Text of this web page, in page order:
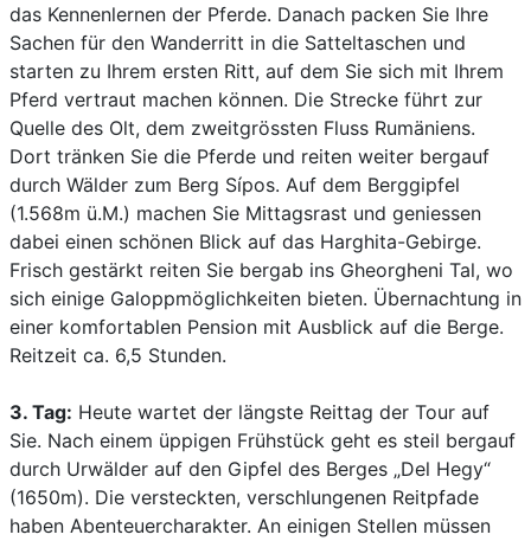
das Kennenlernen der Pferde. Danach packen Sie Ihre
Sachen für den Wanderritt in die Satteltaschen und
starten zu Ihrem ersten Ritt, auf dem Sie sich mit Ihrem
Pferd vertraut machen können. Die Strecke führt zur
Quelle des Olt, dem zweitgrössten Fluss Rumäniens.
Dort tränken Sie die Pferde und reiten weiter bergauf
durch Wälder zum Berg Sípos. Auf dem Berggipfel
(1.568m ü.M.) machen Sie Mittagsrast und geniessen
dabei einen schönen Blick auf das Harghita-Gebirge.
Frisch gestärkt reiten Sie bergab ins Gheorgheni Tal, wo
sich einige Galoppmöglichkeiten bieten. Übernachtung in
einer komfortablen Pension mit Ausblick auf die Berge.
Reitzeit ca. 6,5 Stunden.
3. Tag: Heute wartet der längste Reittag der Tour auf
Sie. Nach einem üppigen Frühstück geht es steil bergauf
durch Urwälder auf den Gipfel des Berges „Del Hegy“
(1650m). Die versteckten, verschlungenen Reitpfade
haben Abenteuercharakter. An einigen Stellen müssen